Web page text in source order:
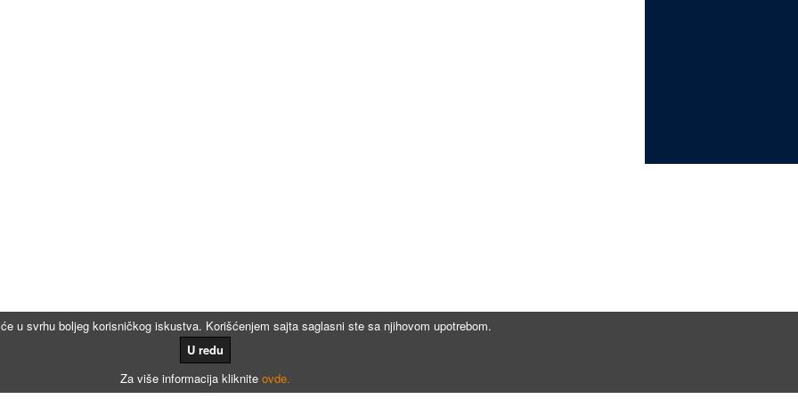
u svrhu boljeg korisničkog iskustva. Korišćenjem sajta saglasni ste sa njihovom upotrebom.
U redu
Za više informacija kliknite ovde.
Kalkulatori Brzi linkovi